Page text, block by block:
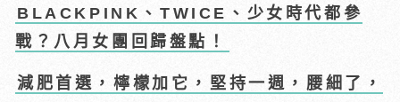
BLACKPINK、TWICE、少女時代都參
戰？八月女團回歸盤點！
減肥首選，檸檬加它，堅持一週，腰細了，